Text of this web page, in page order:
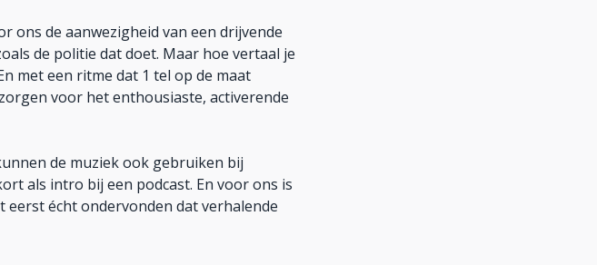
ons de aanwezigheid van een drijvende
de politie dat doet. Maar hoe vertaal je
met een ritme dat 1 tel op de maat
voor het enthousiaste, activerende
de muziek ook gebruiken bij
als intro bij een podcast. En voor ons is
écht ondervonden dat verhalende